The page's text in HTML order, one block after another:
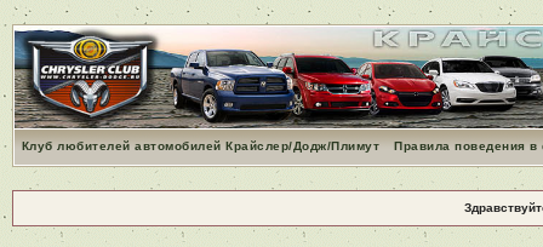
Клуб любителей автомобилей Крайслер/Додж/Плимут Правила поведения